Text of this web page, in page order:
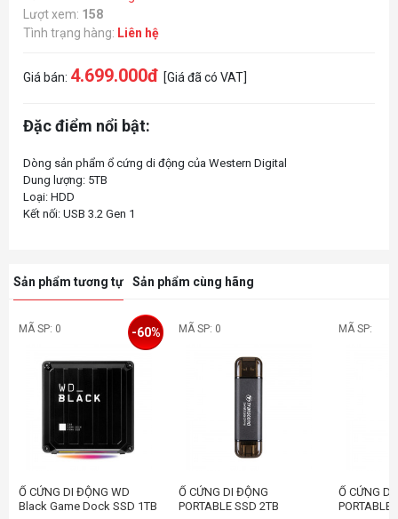
Lượt xem: 158
Tình trạng hàng: Liên hệ
Giá bán: 4.699.000đ [Giá đã có VAT]
Đặc điểm nổi bật:
Dòng sản phẩm ổ cứng di động của Western Digital
Dung lượng: 5TB
Loại: HDD
Sản phẩm tương tự Sản phẩm cùng hãng
MÃ SP: 0
Ổ CỨNG DI ĐỘNG WD
Black Game Dock SSD 1TB
-60% MÃ SP: 0
Ổ CỨNG DI ĐỘNG
PORTABLE SSD 2TB
MÃ SP:
Ổ CỨNG DI
PORTABLE